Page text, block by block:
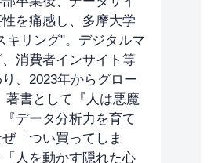
を痛感し、多摩大学
キリング"。デジタルマ
消費者インサイト等
、2023年からグロー
著書として『人は悪魔
データ分析力を育て
「つい買ってしま
人を動かす隠れた心